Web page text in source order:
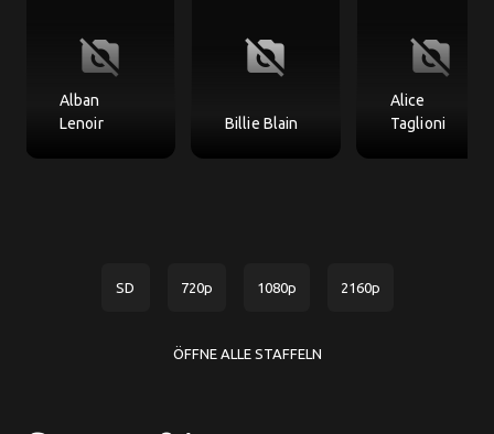
no_photography
Alban
Lenoir
no_photography
Billie Blain
no_photography
Alice
Taglioni
SD 720p 1080p 2160p
ÖFFNE ALLE STAFFELN